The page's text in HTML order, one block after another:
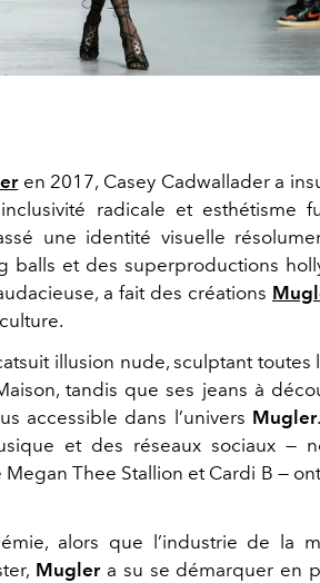
en 2017, Casey Cadwalladera
radicale et esthétisme
une identité visuelle
balls et des superproductions
a fait des créations
illusion nude, sculptant toutes
tandis que ses jeans à
accessible dans l’univers Mugler
et des réseaux sociaux —
Megan Thee Stallion et Cardi B —
alors que l’industrie de la
Muglera su se démarquer en